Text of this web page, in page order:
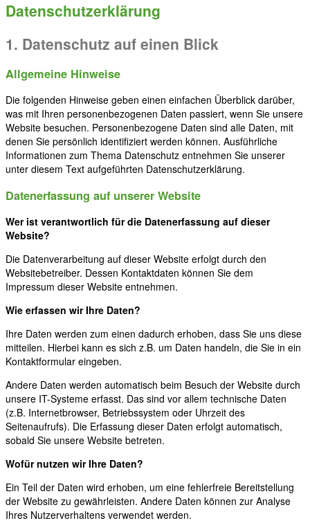
Datenschutzerklärung
1. Datenschutz auf einen Blick
Allgemeine Hinweise
Die folgenden Hinweise geben einen einfachen Überblick darüber,
was mit Ihren personenbezogenen Daten passiert, wenn Sie unsere
Website besuchen. Personenbezogene Daten sind alle Daten, mit
denen Sie persönlich identifiziert werden können. Ausführliche
Informationen zum Thema Datenschutz entnehmen Sie unserer
unter diesem Text aufgeführten Datenschutzerklärung.
Datenerfassung auf unserer Website
Wer ist verantwortlich für die Datenerfassung auf dieser
Website?
Die Datenverarbeitung auf dieser Website erfolgt durch den
Websitebetreiber. Dessen Kontaktdaten können Sie dem
Impressum dieser Website entnehmen.
Wie erfassen wir Ihre Daten?
Ihre Daten werden zum einen dadurch erhoben, dass Sie uns diese
mitteilen. Hierbei kann es sich z.B. um Daten handeln, die Sie in ein
Kontaktformular eingeben.
Andere Daten werden automatisch beim Besuch der Website durch
unsere IT-Systeme erfasst. Das sind vor allem technische Daten
(z.B. Internetbrowser, Betriebssystem oder Uhrzeit des
Seitenaufrufs). Die Erfassung dieser Daten erfolgt automatisch,
sobald Sie unsere Website betreten.
Wofür nutzen wir Ihre Daten?
Ein Teil der Daten wird erhoben, um eine fehlerfreie Bereitstellung
der Website zu gewährleisten. Andere Daten können zur Analyse
Ihres Nutzerverhaltens verwendet werden.